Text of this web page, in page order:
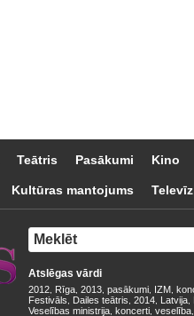
Teātris Pasākumi Kino
Kultūras mantojums
Atslēgas vārdi
2012 Rīga 2013 pasākumi IZM
Festivāls
Dailes teātris 2014 Latvija
Veselības ministrija koncerti veselība